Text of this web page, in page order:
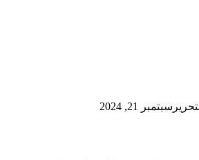
سبتمبر 21, 2024